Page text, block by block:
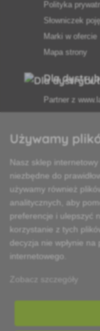
Polityka
Słowniczek
Marki w ofercie
Mapa strony
Dla
Partner z
Zawsze
Reklamacje są
Używamy
Nasz sklep
niezbędne do
używamy również
analitycznych, aby
preferencje i ulepszyć
korzystanie z tych
decyzja nie wpłynie
internetowego.
Zobacz szczegóły